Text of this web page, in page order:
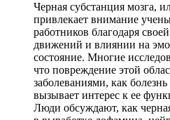
Черная субстанция мозга,
привлекает внимание
работников благодаря
движений и влиянии на
состояние. Многие
что повреждение этой
заболеваниями, как
вызывает интерес к ее
Люди обсуждают, как